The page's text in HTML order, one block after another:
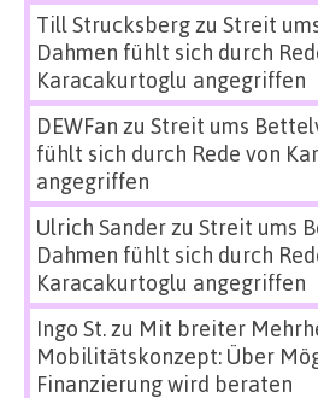
Till Strucksbergzu Streit
Dahmen fühlt sich durch
Karacakurtoglu angegriffen
DEWFan zu Streit ums
fühlt sich durch Rede von
angegriffen
Ulrich Sanderzu Streit ums
Dahmen fühlt sich durch
Karacakurtoglu angegriffen
Ingo St.zu Mit breiter
Mobilitätskonzept: Über
Finanzierung wird beraten